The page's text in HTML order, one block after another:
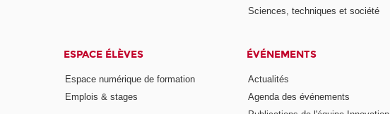
Sciences, techniques et société
ESPACE ÉLÈVES
Espace numérique de formation
Emplois & stages
ÉVÉNEMENTS
Actualités
Agenda des événements